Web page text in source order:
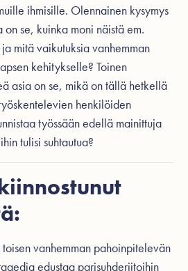
ihmisille. Olennainen kysymys
on se, kuinka moni näistä em.
mitä vaikutuksia vanhemman
kehitykselle? Toinen
asia on se, mikä on tällä hetkellä
henkilöiden
työssään edellä mainittuja
tulisi suhtautua?
vanhemman pahoinpitelevän
edustaa parisuhderiitoihin